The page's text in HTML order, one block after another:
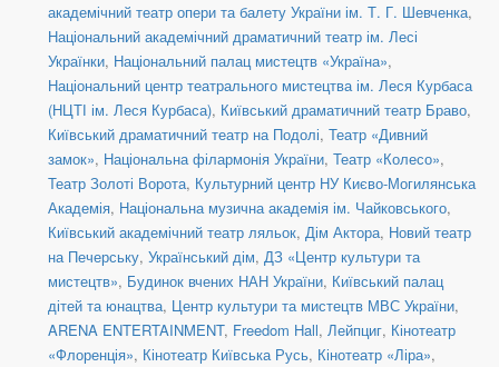
академічний театр опери та балету України ім. Т. Г. Шевченка,
Національний академічний драматичний театр ім. Лесі
Українки, Національний палац мистецтв «Україна»,
Національний центр театрального мистецтва ім. Леся Курбаса
(НЦТІ ім. Леся Курбаса), Київський драматичний театр Браво,
Київський драматичний театр на Подолі, Театр «Дивний
замок», Національна філармонія України, Театр «Колесо»,
Театр Золоті Ворота, Культурний центр НУ Києво-Могилянська
Академія, Національна музична академія ім. Чайковського,
Київський академічний театр ляльок, Дім Актора, Новий театр
на Печерську, Український дім, ДЗ «Центр культури та
мистецтв», Будинок вчених НАН України, Київський палац
дітей та юнацтва, Центр культури та мистецтв МВС України,
ARENA ENTERTAINMENT, Freedom Hall, Лейпциг, Кінотеатр
«Флоренція», Кінотеатр Київська Русь, Кінотеатр «Ліра»,